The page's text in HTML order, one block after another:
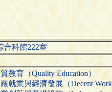
合科館222室
教育（Quality Education）
就業與經濟發展（Decent